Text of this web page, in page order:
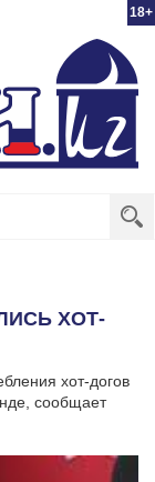
18+
ХОТ-
хот-догов
сообщает